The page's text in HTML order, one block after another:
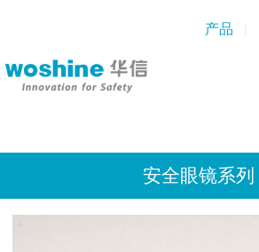
产品
安全眼镜系列